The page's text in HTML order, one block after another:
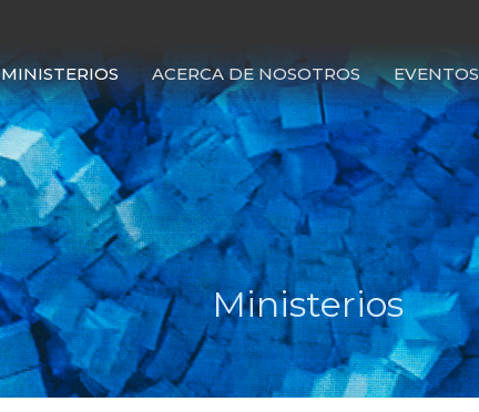
MINISTERIOS ACERCA DE NOSOTROS EVENTOS
Ministerios